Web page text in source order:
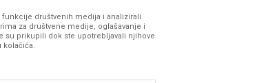
VIBER I SMS NEWSLETTER
društvenih medija i analizirali
za društvene medije, oglašavanje i
prikupili dok ste upotrebljavali njihove
kolačića.